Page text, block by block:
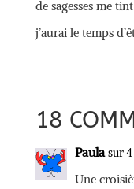
de sagesses me
j’aurai le temps
18
Paula sur
Une